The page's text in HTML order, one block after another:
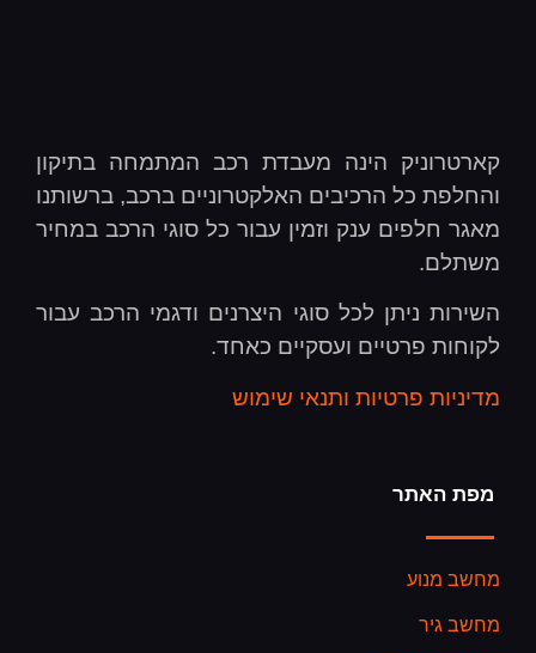
קארטרוניק הינה מעבדת רכב המתמחה בתיקון
והחלפת כל הרכיבים האלקטרוניים ברכב, ברשותנו
מאגר חלפים ענק וזמין עבור כל סוגי הרכב במחיר
משתלם.
השירות ניתן לכל סוגי היצרנים ודגמי הרכב עבור
לקוחות פרטיים ועסקיים כאחד.
מדיניות פרטיות ותנאי שימוש
מפת האתר
מחשב מנוע
מחשב גיר